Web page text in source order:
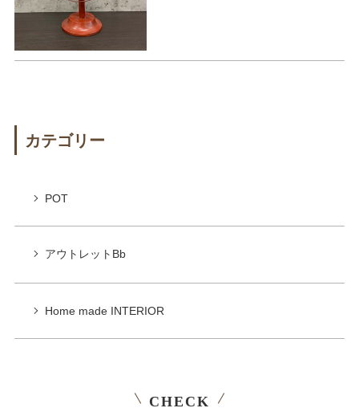
カテゴリー
POT
アウトレットBb
Home made INTERIOR
CHECK